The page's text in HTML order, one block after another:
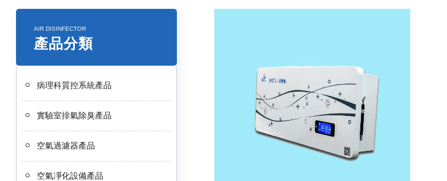
AIR DISINFECTOR
產品分類
病理科質控系統產品
實驗室排氣除臭產品
空氣過濾器產品
空氣凈化設備產品